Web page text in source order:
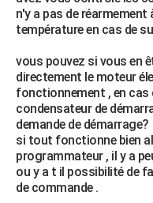
n'y a pas de réarmement
température en cas de
vous pouvez si vous en
directement le moteur
fonctionnement , en cas
condensateur de
demande de démarrage?
si tout fonctionne bien
programmateur , il y a
ou y a t il possibilité de
de commande .